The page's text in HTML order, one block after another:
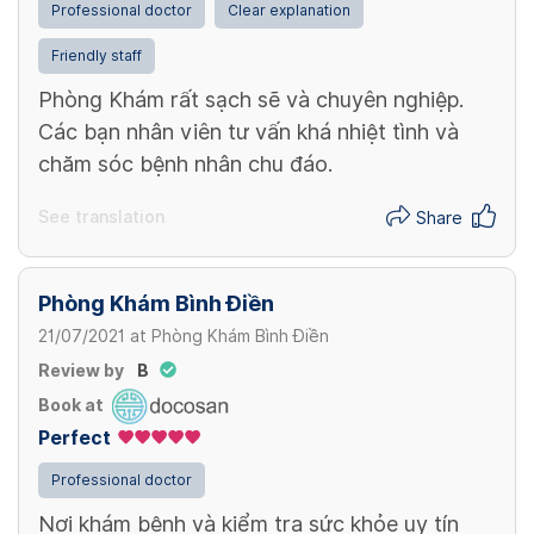
Professional doctor Clear explanation
Friendly staff
Phòng Khám rất sạch sẽ và chuyên nghiệp.
Các bạn nhân viên tư vấn khá nhiệt tình và
chăm sóc bệnh nhân chu đáo.
See translation Share
Phòng Khám Bình Điền
21/07/2021 at Phòng Khám Bình Điền
Review by
B
Book at
Perfect
Professional doctor
Nơi khám bệnh và kiểm tra sức khỏe uy tín